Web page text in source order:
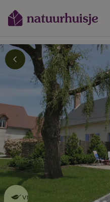
Dit natuurhuisje is eco-
vriendelijk
lees meer